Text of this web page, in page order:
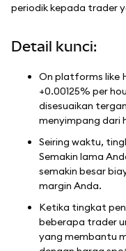
periodik kepada trader
Detail kunci:
On platforms like
+0.00125% per
disesuaikan
menyimpang dari
Seiring waktu,
Semakin lama
semakin besar
margin Anda.
Ketika tingkat
beberapa trader
yang membantu